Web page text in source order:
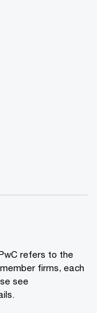
refers to the
firms, each
see